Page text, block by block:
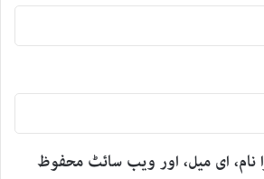
نام، ای میل، اور ویب سائٹ محفوظ